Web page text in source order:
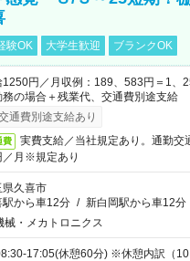
験OK 大学生歓迎 ブランクOK
1250円／月収例：189、583円＝1、
務の場合＋残業代、交通費別途支給
通費別途支給あり
費
実費支給／当社規定あり。通勤交
／月※規定あり
県久喜市
駅から車12分 / 新白岡駅から車12分
械・メカトロニクス
17:05(休憩60分) ※休憩内訳（10